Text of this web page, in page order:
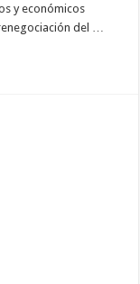
y económicos
del …